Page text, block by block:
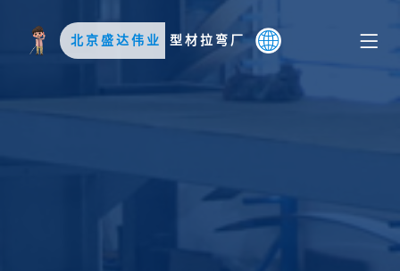
北京盛达伟业 型材拉弯厂